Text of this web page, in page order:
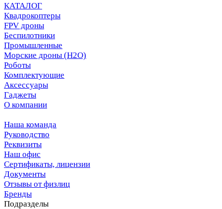
КАТАЛОГ
Квадрокоптеры
FPV дроны
Беспилотники
Промышленные
Морские дроны (H2O)
Роботы
Комплектующие
Аксессуары
Гаджеты
О компании
Наша команда
Руководство
Реквизиты
Наш офис
Сертификаты, лицензии
Документы
Отзывы от физлиц
Бренды
Подразделы